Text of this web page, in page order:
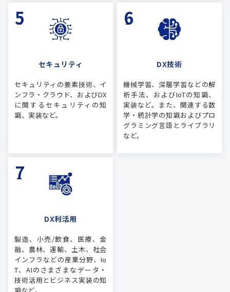
セキュリティ
セキュリティの要素技術、イ
ンフラ・クラウド、およびDX
に関するセキュリティの知
識、実装など。
DX技術
機械学習、深層学習などの解
析手法、およびIoTの知識、
実装など。また、関連する数
学・統計学の知識およびプロ
グラミング言語とライブラリ
など。
DX利活用
製造、小売/飲食、医療、金
融、農林、運輸、土木、社会
インフラなどの産業分野、Io
T、AIのさまざまなデータ・
技術活用とビジネス実装の知